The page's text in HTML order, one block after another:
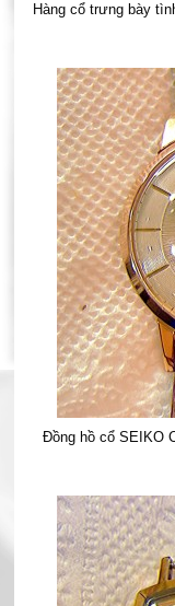
Hàng cổ trưng bày
Đồng hồ cổ SEIKO